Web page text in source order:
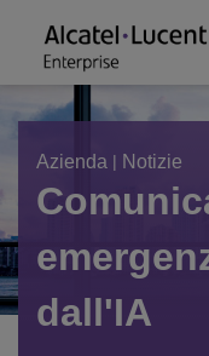
Azienda | Notizie
dall'IA